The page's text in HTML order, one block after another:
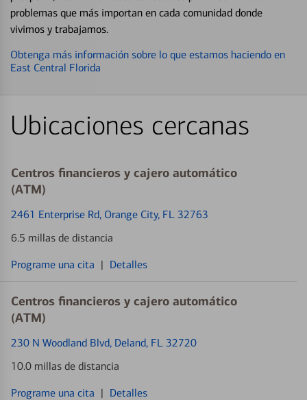
problemas que más importan en cada comunidad donde
vivimos y trabajamos.
Obtenga más información sobre lo que estamos haciendo en
East Central Florida
Ubicaciones cercanas
Centros financieros y cajero automático
(ATM)
2461 Enterprise Rd, Orange City, FL 32763
6.5 millas de distancia
Programe una cita | Detalles
Centros financieros y cajero automático
(ATM)
230 N Woodland Blvd, Deland, FL 32720
10.0 millas de distancia
Programe una cita | Detalles